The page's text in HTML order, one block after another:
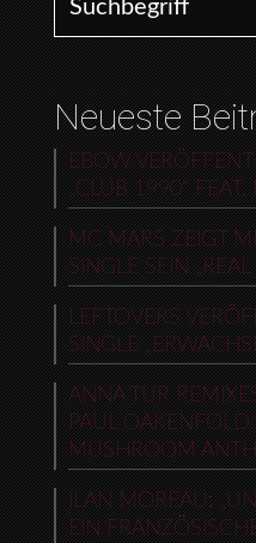
Neueste
EBOW
„CLUB 1990“ FEAT.
MC MARS ZEIGT
SINGLE SEIN „REAL
LEFTOVERS
SINGLE
ANNA TUR
PAUL
MUSHROOM
ILAN MOREAU:
EIN